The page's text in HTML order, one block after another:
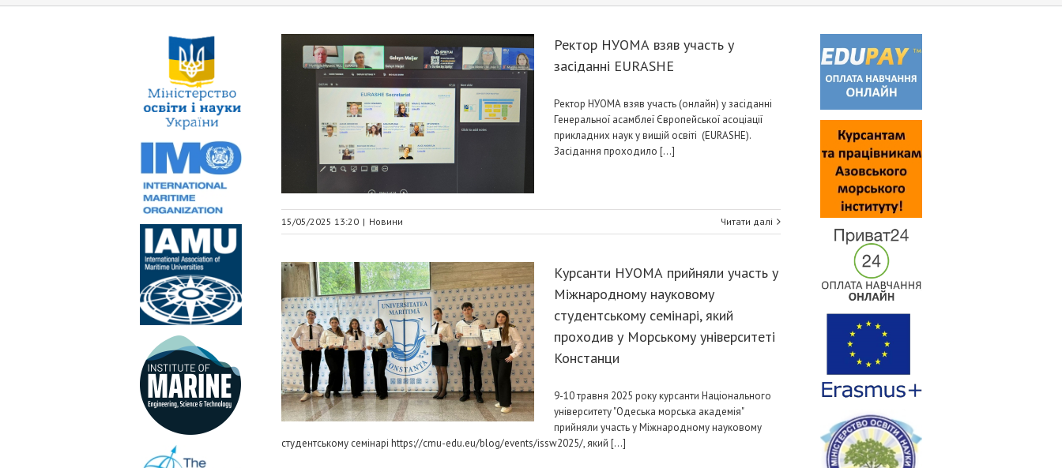
Ректор НУОМА взяв участь у
засіданні EURASHE
Ректор НУОМА взяв участь (онлайн) у засіданні
Генеральної асамблеї Європейської асоціації
прикладних наук у вищій освіті (EURASHE).
Засідання проходило [...]
15/05/2025 13:20 | Новини Читати далі
Курсанти НУОМА прийняли участь у
Міжнародному науковому
студентському семінарі, який
проходив у Морському університеті
Констанци
9-10 травня 2025 року курсанти Національного
університету "Одеська морська академія"
прийняли участь у Міжнародному науковому
студентському семінарі https://cmu-edu.eu/blog/events/issw2025/, який [...]